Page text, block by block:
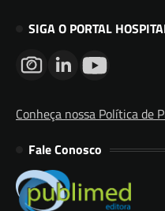
SIGA O PORTAL
Conheça nossa Política de
Fale Conosco